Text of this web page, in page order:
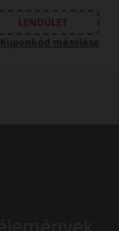
LENDÜLET
Kuponkód másolása